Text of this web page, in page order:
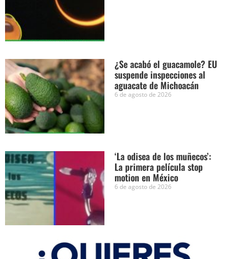
¿Se acabó el guacamole? EU
suspende inspecciones al
aguacate de Michoacán
6 de agosto de 2026
‘La odisea de los muñecos’:
La primera película stop
motion en México
6 de agosto de 2026